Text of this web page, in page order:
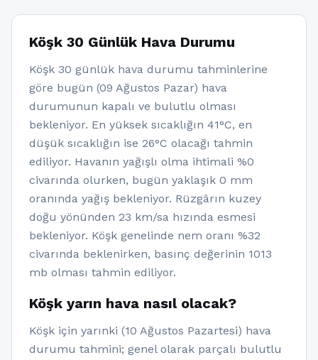
Köşk 30 Günlük Hava Durumu
Köşk 30 günlük hava durumu tahminlerine
göre bugün (09 Ağustos Pazar) hava
durumunun kapalı ve bulutlu olması
bekleniyor. En yüksek sıcaklığın 41°C, en
düşük sıcaklığın ise 26°C olacağı tahmin
ediliyor. Havanın yağışlı olma ihtimali %0
civarında olurken, bugün yaklaşık 0 mm
oranında yağış bekleniyor. Rüzgârın kuzey
doğu yönünden 23 km/sa hızında esmesi
bekleniyor. Köşk genelinde nem oranı %32
civarında beklenirken, basınç değerinin 1013
mb olması tahmin ediliyor.
Köşk yarın hava nasıl olacak?
Köşk için yarınki (10 Ağustos Pazartesi) hava
durumu tahmini; genel olarak parçalı bulutlu